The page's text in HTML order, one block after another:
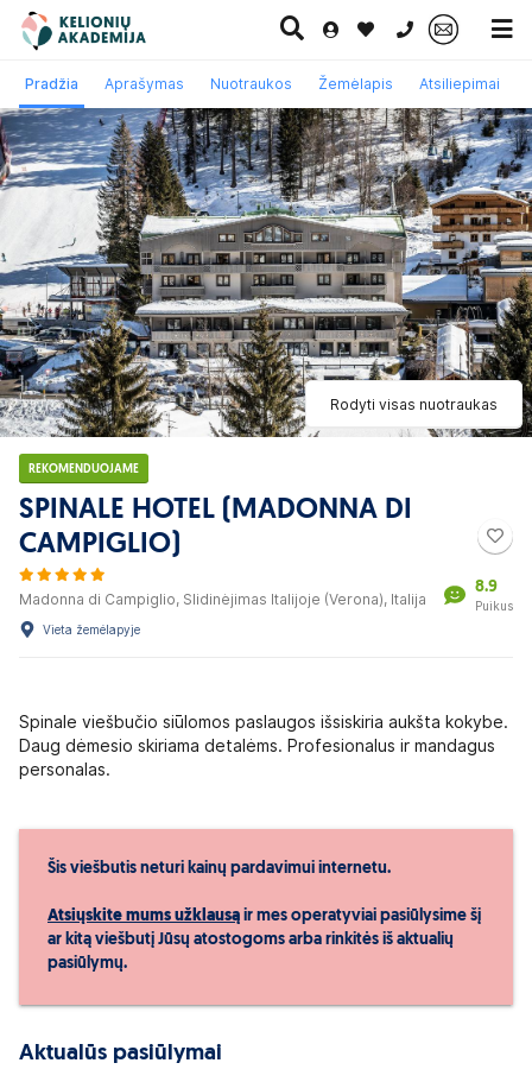
0 700 11007
Paskutinė
Pažintinės
kelionės
Egzotinės
kelionės
Kruizai
Rodyti visas nuotraukas
REKOMENDUOJAME
SPINALE HOTEL (MADONNA DI
CAMPIGLIO)
Madonna di Campiglio, Slidinėjimas Italijoje (Verona), Italija
8.9
Puikus
Vieta žemėlapyje
Spinale viešbučio siūlomos paslaugos išsiskiria aukšta kokybe.
Daug dėmesio skiriama detalėms. Profesionalus ir mandagus
personalas.
Pradžia Aprašymas Nuotraukos Žemėlapis Atsiliepimai
Šis viešbutis neturi kainų pardavimui internetu.
Atsiųskite mums užklausą ir mes operatyviai pasiūlysime šį
ar kitą viešbutį Jūsų atostogoms arba rinkitės iš aktualių
pasiūlymų.
Aktualūs pasiūlymai